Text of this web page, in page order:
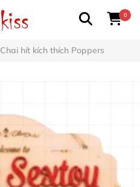
0
Chai hít kích thích Poppers